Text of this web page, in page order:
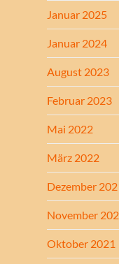
Januar 2025
Januar 2024
August 2023
Februar 2023
Mai 2022
März 2022
Dezember
November
Oktober 2021